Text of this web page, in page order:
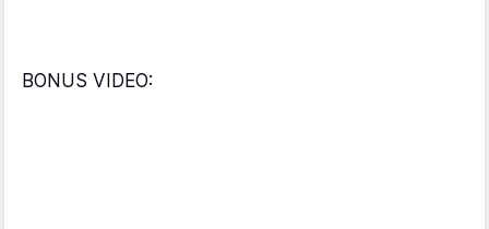
BONUS VIDEO: